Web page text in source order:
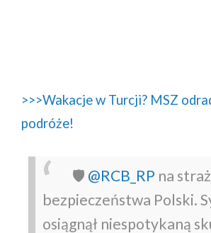
>>>Wakacje w Turcji? MSZ
podróże!
🛡️ @RCB_RP na
bezpieczeństwa Polski.
osiągnął niespotykaną